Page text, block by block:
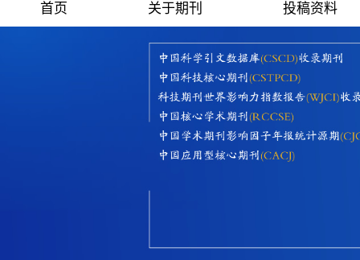
首页 关于期刊 投稿资料